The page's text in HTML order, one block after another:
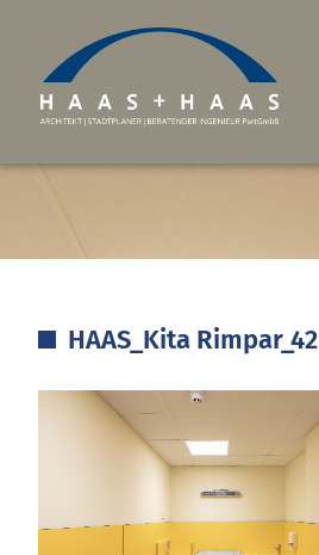
KARRIERE
KONTAKT
HAAS_Kita Rimpar_42